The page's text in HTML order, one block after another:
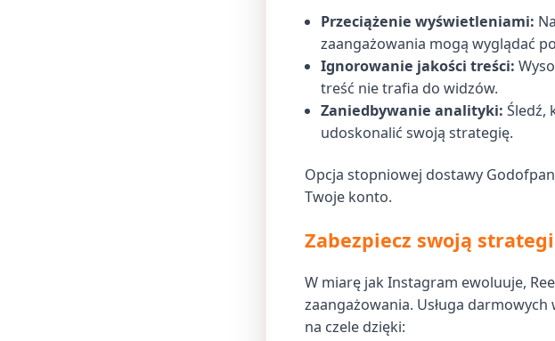
Przeciążenie wyświetleniami:
zaangażowania mogą wyglądać
Ignorowanie jakości treści:
treść nie trafia do widzów.
Zaniedbywanie analityki: Śledź,
udoskonalić swoją strategię.
Opcja stopniowej dostawy
Twoje konto.
Zabezpiecz swoją
W miarę jak Instagram ewoluuje,
zaangażowania. Usługa
na czele dzięki: